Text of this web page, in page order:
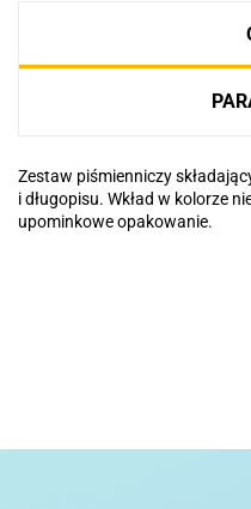
Zestaw piśmienniczy
i długopisu. Wkład w kolorze
upominkowe opakowanie.